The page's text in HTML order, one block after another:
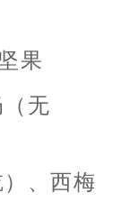
果
无
、西梅